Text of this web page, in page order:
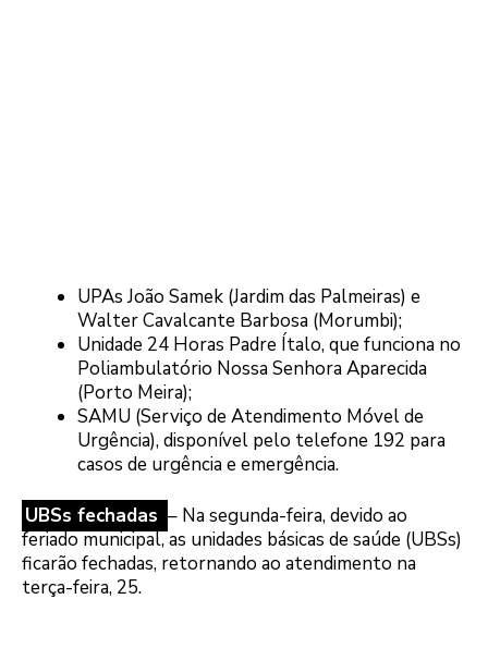
UPAs João Samek (Jardim das Palmeiras) e
Walter Cavalcante Barbosa (Morumbi);
Unidade 24 Horas Padre Ítalo, que funciona no
Poliambulatório Nossa Senhora Aparecida
(Porto Meira);
SAMU (Serviço de Atendimento Móvel de
Urgência), disponível pelo telefone 192 para
casos de urgência e emergência.
UBSs fechadas – Na segunda-feira, devido ao
feriado municipal, as unidades básicas de saúde (UBSs)
ficarão fechadas, retornando ao atendimento na
terça-feira, 25.